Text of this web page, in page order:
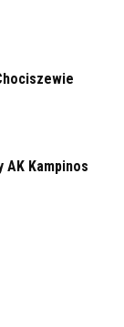
AK Kampinos